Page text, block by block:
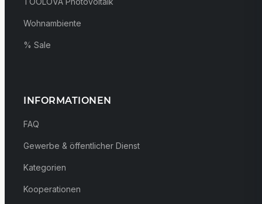
Wohnambiente
% Sale
INFORMATIONEN
FAQ
Gewerbe & öffentlicher Dienst
Kategorien
Kooperationen